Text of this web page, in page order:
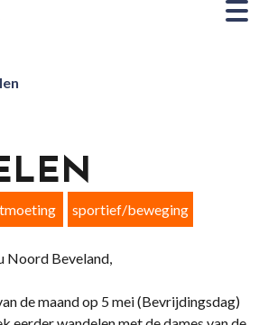
sportief/beweging
Noord Beveland,
de maand op 5 mei (Bevrijdingsdag)